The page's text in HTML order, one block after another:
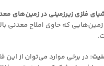
فلزی زیرزمینی در زمین‌های
که حاوی املاح معدنی
: در برخی موارد می‌توان از این